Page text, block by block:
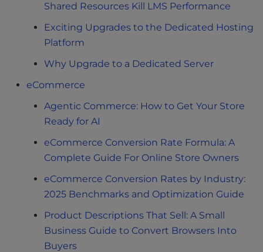
Shared Resources Kill LMS Performance
Exciting Upgrades to the Dedicated Hosting
Platform
Why Upgrade to a Dedicated Server
eCommerce
Agentic Commerce: How to Get Your Store
Ready for AI
eCommerce Conversion Rate Formula: A
Complete Guide For Online Store Owners
eCommerce Conversion Rates by Industry:
2025 Benchmarks and Optimization Guide
Product Descriptions That Sell: A Small
Business Guide to Convert Browsers Into
Buyers